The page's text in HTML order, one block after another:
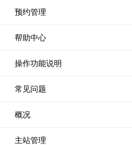
预约管理
帮助中心
操作功能说明
常见问题
概况
主站管理